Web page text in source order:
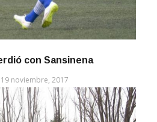
con Sansinena
19 noviembre, 2017